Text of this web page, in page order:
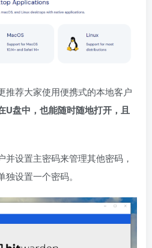
推荐大家使用便携式的本地客户
U盘中，也能随时随地打开，且
设置主密码来管理其他密码，
设置一个密码。